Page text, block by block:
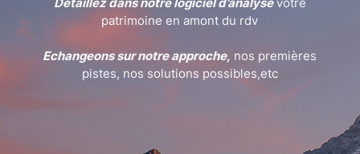
patrimoine en amont du rdv
Echangeons sur notre approche, nos premières
pistes, nos solutions possibles,etc